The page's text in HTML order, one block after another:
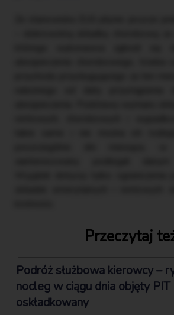
Przeczytaj
Podróż służbowa kierowcy –
nocleg w ciągu dnia objęty PIT
oskładkowany